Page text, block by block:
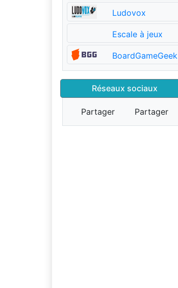
Ludovox
Escale à jeux
BoardGameGeek
Réseaux sociaux
Partager Partager